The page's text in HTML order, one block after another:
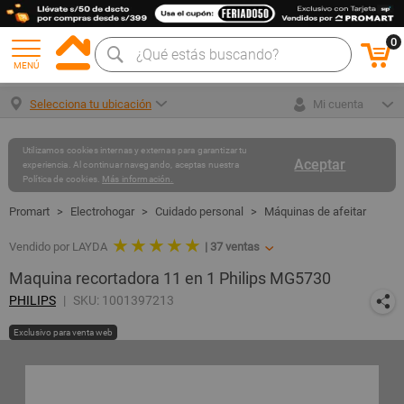
MENÚ
0
Selecciona tu ubicación Mi cuenta
Aceptar
Utilizamos cookies internas y externas para garantizar tu
experiencia. Al continuar navegando, aceptas nuestra
Política de cookies. Más información.
Electrohogar Cuidado personal Máquinas de afeitar
Vendido por LAYDA ★ ★ ★ ★ ★ | 37 ventas
Maquina recortadora 11 en 1 Philips MG5730
PHILIPS SKU: 1001397213
Exclusivo para venta web